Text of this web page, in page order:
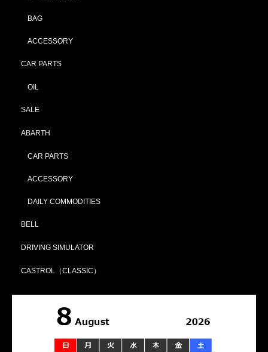
BAG
ACCESSORY
CAR PARTS
OIL
SALE
ABARTH
CAR PARTS
ACCESSORY
DAILY COMMODITIES
BELL
DRIVING SIMULATOR
CASTROL（CLASSIC）